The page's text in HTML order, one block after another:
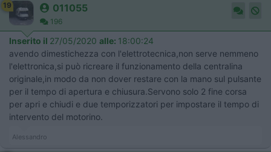
19 011055
196
Inserito il 27/05/2020 alle: 18:00:24
avendo dimestichezza con l'elettrotecnica,non serve nemmeno
l'elettronica,si può ricreare il funzionamento della centralina
originale,in modo da non dover restare con la mano sul pulsante
per il tempo di apertura e chiusura.Servono solo 2 fine corsa
per apri e chiudi e due temporizzatori per impostare il tempo di
intervento del motorino.
Alessandro